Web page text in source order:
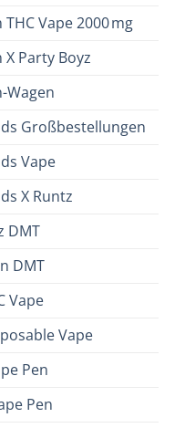
THC Vape 2000 mg
X Party Boyz
Wagen
Großbestellungen
Vape
X Runtz
DMT
DMT
Vape
Vape
Pen
Pen